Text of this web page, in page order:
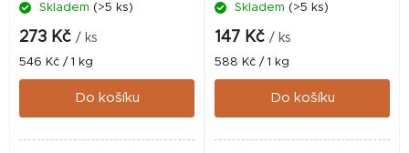
Skladem (>5 ks)
273 Kč / ks
Měrná
cena:
546 Kč / 1 kg
Do košíku
Skladem (>5 ks)
147 Kč / ks
Měrná
cena:
588 Kč / 1 kg
Do košíku